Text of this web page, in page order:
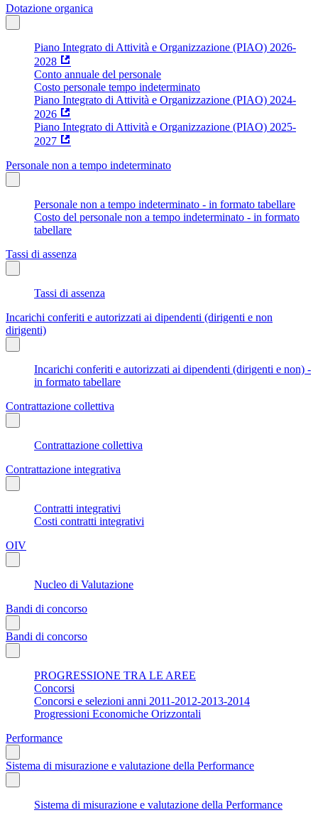
Dotazione organica
Piano Integrato di Attività e Organizzazione (PIAO) 2026-
2028
Conto annuale del personale
Costo personale tempo indeterminato
Piano Integrato di Attività e Organizzazione (PIAO) 2024-
2026
Piano Integrato di Attività e Organizzazione (PIAO) 2025-
2027
Personale non a tempo indeterminato
Personale non a tempo indeterminato - in formato tabellare
Costo del personale non a tempo indeterminato - in formato
tabellare
Tassi di assenza
Tassi di assenza
Incarichi conferiti e autorizzati ai dipendenti (dirigenti e non
dirigenti)
Incarichi conferiti e autorizzati ai dipendenti (dirigenti e non) -
in formato tabellare
Contrattazione collettiva
Contrattazione collettiva
Contrattazione integrativa
Contratti integrativi
Costi contratti integrativi
OIV
Nucleo di Valutazione
Bandi di concorso
Bandi di concorso
PROGRESSIONE TRA LE AREE
Concorsi
Concorsi e selezioni anni 2011-2012-2013-2014
Progressioni Economiche Orizzontali
Performance
Sistema di misurazione e valutazione della Performance
Sistema di misurazione e valutazione della Performance